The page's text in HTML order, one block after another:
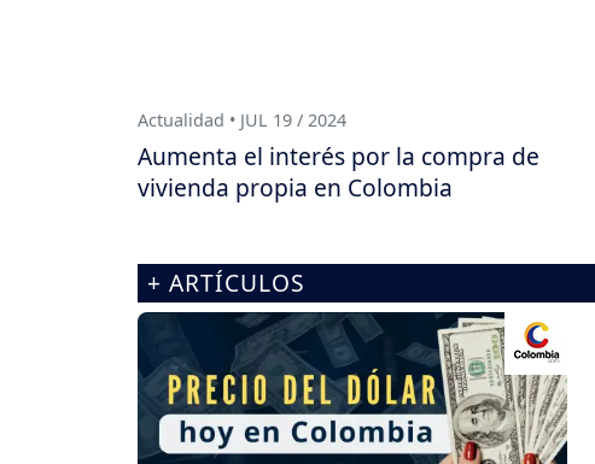
Actualidad • JUL 19 / 2024
Aumenta el interés por la compra de
vivienda propia en Colombia
+ ARTÍCULOS